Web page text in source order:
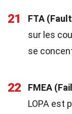
21 FTA
sur les
se
22 FMEA
LOPA est